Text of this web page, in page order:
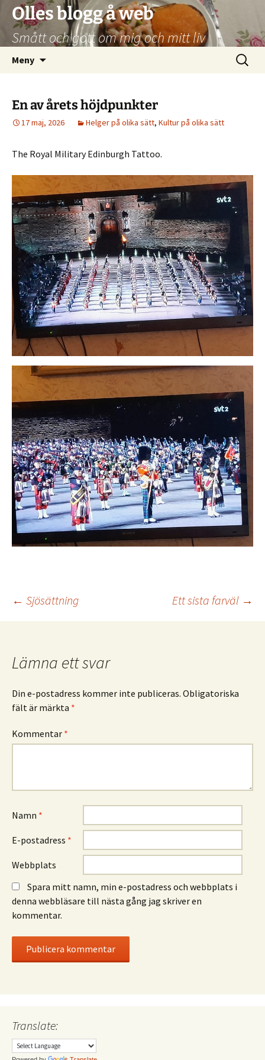
Hoppa
innehåll
Olles blogg å web
Smått och gott om mig och mitt liv
Meny
Sök
efter:
En av årets höjdpunkter
17 maj, 2026 Helger på olika sätt, Kultur på olika sätt
The Royal Military Edinburgh Tattoo.
Inläggsnavigering
← Sjösättning Ett sista farväl →
Lämna ett svar
Din e-postadress kommer inte publiceras. Obligatoriska
fält är märkta *
Kommentar *
Namn *
E-postadress *
Webbplats
Spara mitt namn, min e-postadress och webbplats i
denna webbläsare till nästa gång jag skriver en
kommentar.
Translate: